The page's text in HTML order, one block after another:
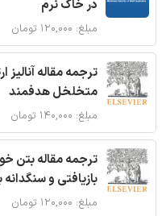
در خاک نرم
مبلغ: ۱۲۰,۰۰۰ تومان
ترجمه مقاله
متخلخل هدفمند
مبلغ: ۱۴۰,۰۰۰ تومان
ترجمه مقاله بتن
بازیافتی و سنگدانه
مبلغ: ۱۲۰,۰۰۰ تومان